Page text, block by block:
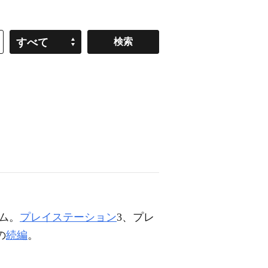
すべて
。 プレイステーション3、プレ
続編。